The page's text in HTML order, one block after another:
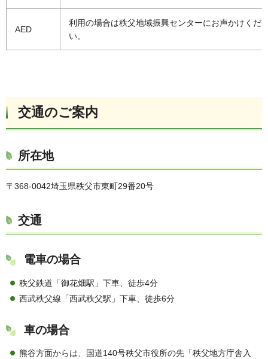
AED
利用の場合は秩父地域振興センターにお声かけくだ
い。
交通のご案内
所在地
〒368-0042埼玉県秩父市東町29番20号
交通
電車の場合
秩父鉄道「御花畑駅」下車、徒歩4分
西武秩父線「西武秩父駅」下車、徒歩6分
車の場合
熊谷方面からは、国道140号秩父市役所の先「秩父地方庁舎入